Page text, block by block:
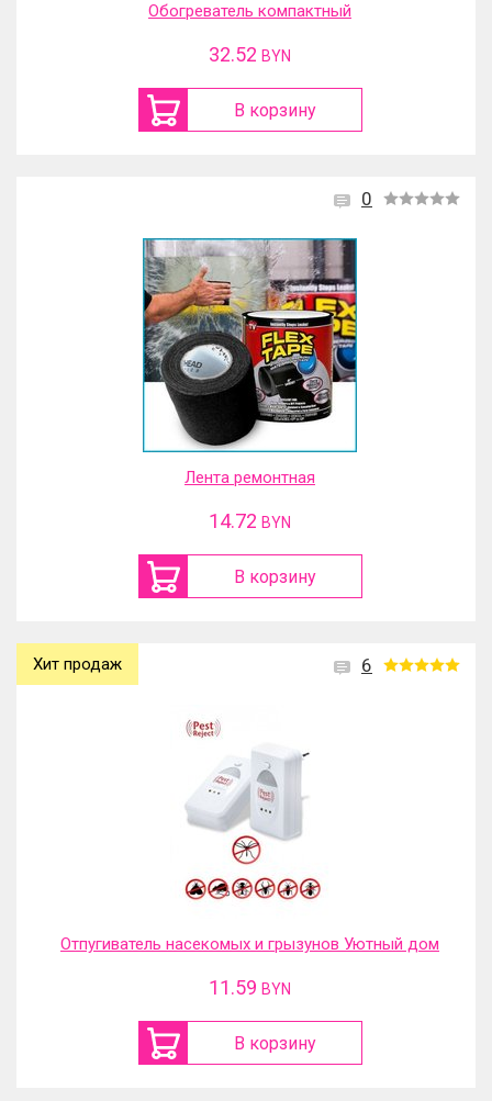
Обогреватель компактный
32.52 BYN
В корзину
0
Лента ремонтная
14.72 BYN
В корзину
6
Хит продаж
Отпугиватель насекомых и грызунов Уютный дом
11.59 BYN
В корзину